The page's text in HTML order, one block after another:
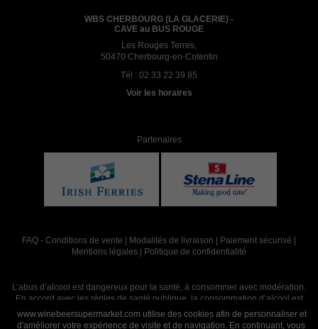
WBS CHERBOURG (LA GLACERIE) -
CAVE au BUS ROUGE
Les Rouges Terres,
50470 Cherbourg-en-Cotentin
Tél : 02 33 22 39 85
Voir les horaires
Partenaires
FAQ - Conditions de vente | Modalités de livraison | Paiement sécurisé |
Mentions légales | Politique de confidentialité
L’abus d’alcool est dangereux pour la santé, à consommer avec modération.
En accord avec les règles de santé publique, la consommation d’alcool est
interdite aux mineurs, strictement réservée aux adultes de 18 ans et plus
www.winebeersupermarket.com utilise des cookies afin de personnaliser et
d'améliorer votre expérience de visite et de navigation. En continuant, vous